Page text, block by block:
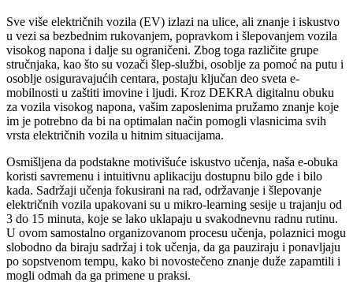
Sve više električnih vozila (EV) izlazi na ulice, ali znanje i iskustvo
u vezi sa bezbednim rukovanjem, popravkom i šlepovanjem vozila
visokog napona i dalje su ograničeni. Zbog toga različite grupe
stručnjaka, kao što su vozači šlep-službi, osoblje za pomoć na putu i
osoblje osiguravajućih centara, postaju ključan deo sveta e-
mobilnosti u zaštiti imovine i ljudi. Kroz DEKRA digitalnu obuku
za vozila visokog napona, vašim zaposlenima pružamo znanje koje
im je potrebno da bi na optimalan način pomogli vlasnicima svih
vrsta električnih vozila u hitnim situacijama.
Osmišljena da podstakne motivišuće iskustvo učenja, naša e-obuka
koristi savremenu i intuitivnu aplikaciju dostupnu bilo gde i bilo
kada. Sadržaji učenja fokusirani na rad, održavanje i šlepovanje
električnih vozila upakovani su u mikro-learning sesije u trajanju od
3 do 15 minuta, koje se lako uklapaju u svakodnevnu radnu rutinu.
U ovom samostalno organizovanom procesu učenja, polaznici mogu
slobodno da biraju sadržaj i tok učenja, da ga pauziraju i ponavljaju
po sopstvenom tempu, kako bi novostečeno znanje duže zapamtili i
mogli odmah da ga primene u praksi.